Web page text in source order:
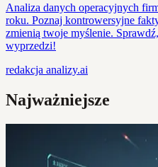
Analiza danych operacyjnych
roku. Poznaj kontrowersyjne
zmienią twoje myślenie.
wyprzedzi!
redakcja analizy.ai
Najważniejsze